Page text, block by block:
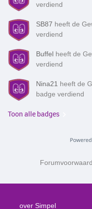
verdiend
SB87 heeft de
verdiend
Buffel heeft de
verdiend
Nina21 heeft de
badge verdiend
Toon alle badges
over Simpel